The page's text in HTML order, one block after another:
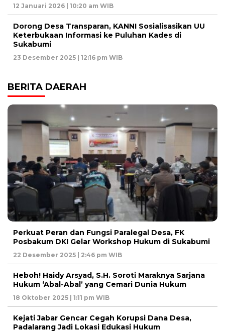
12 Januari 2026 | 10:20 am WIB
Dorong Desa Transparan, KANNI Sosialisasikan UU
Keterbukaan Informasi ke Puluhan Kades di
Sukabumi
23 Desember 2025 | 12:16 pm WIB
BERITA DAERAH
Perkuat Peran dan Fungsi Paralegal Desa, FK
Posbakum DKI Gelar Workshop Hukum di Sukabumi
22 Desember 2025 | 2:46 pm WIB
Heboh! Haidy Arsyad, S.H. Soroti Maraknya Sarjana
Hukum ‘Abal-Abal’ yang Cemari Dunia Hukum
18 Oktober 2025 | 1:11 pm WIB
Kejati Jabar Gencar Cegah Korupsi Dana Desa,
Padalarang Jadi Lokasi Edukasi Hukum